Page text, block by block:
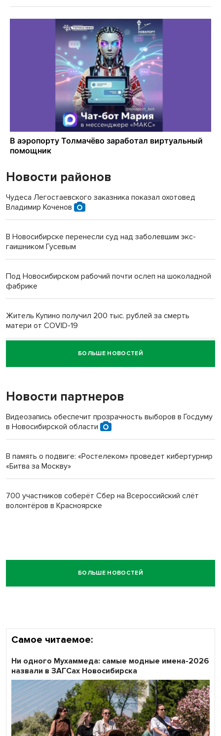
Новости районов
Чудеса Легостаевского заказника показал охотовед
Владимир Коченов
В Новосибирске перенесли суд над заболевшим экс-
гаишником Гусевым
Под Новосибирском рабочий почти ослеп на шоколадной
фабрике
Житель Купино получил 200 тыс. рублей за смерть
матери от COVID-19
Новосибирский суд наказал водителя за смерть
пенсионерки на вокзале
БОЛЬШЕ НОВОСТЕЙ
Новости партнеров
Видеозапись обеспечит прозрачность выборов в Госдуму
в Новосибирской области
В память о подвиге: «Ростелеком» проведет кибертурнир
«Битва за Москву»
700 участников соберёт Сбер на Всероссийский слёт
волонтёров в Красноярске
БОЛЬШЕ НОВОСТЕЙ
Самое читаемое:
Ни одного Мухаммеда: самые модные имена-2026
назвали в ЗАГСах Новосибирска